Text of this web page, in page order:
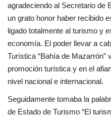
agradeciendo al Secretario de
un grato honor haber recibido
ligado totalmente al turismo y
economía. El poder llevar a
Turística “Bahía de
promoción turística y en el
nivel nacional e internacional.
Seguidamente tomaba la
de Estado de Turismo “El